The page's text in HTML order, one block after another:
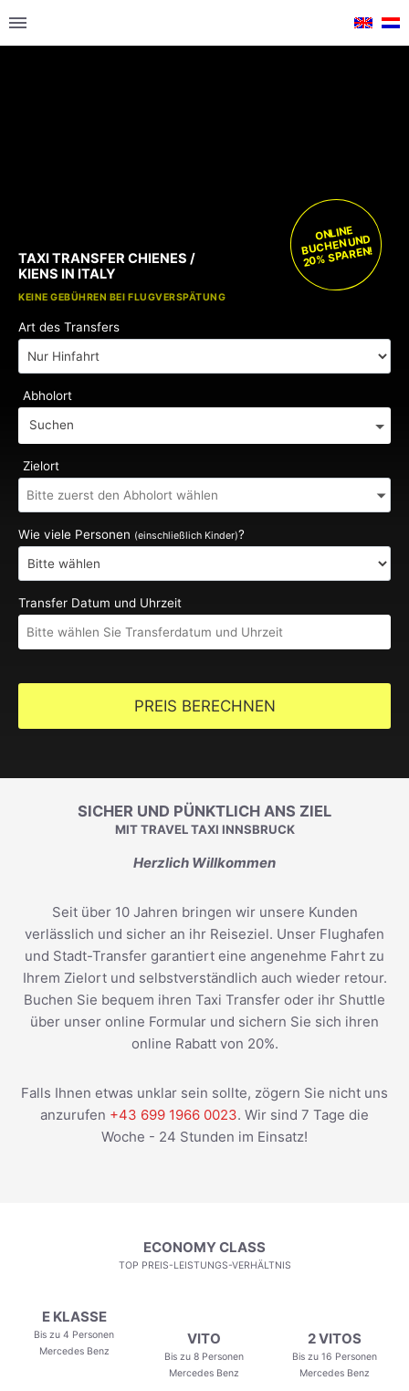
KOSTENLOSE KINDERSITZE
KEINE GEBÜHREN BEI FLUGVERSPÄTUNG
TAXI TRANSFER CHIENES /
KIENS IN ITALY
ONLINE
BUCHEN UND
20% SPAREN!
Art des Transfers
Abholort
Suchen
Zielort
Wie viele Personen (einschließlich Kinder)?
Transfer Datum und Uhrzeit
PREIS BERECHNEN
SICHER UND PÜNKTLICH ANS ZIEL
MIT TRAVEL TAXI INNSBRUCK
Herzlich Willkommen
Seit über 10 Jahren bringen wir unsere Kunden
verlässlich und sicher an ihr Reiseziel. Unser Flughafen
und Stadt-Transfer garantiert eine angenehme Fahrt zu
Ihrem Zielort und selbstverständlich auch wieder retour.
Buchen Sie bequem ihren Taxi Transfer oder ihr Shuttle
über unser online Formular und sichern Sie sich ihren
online Rabatt von 20%.
Falls Ihnen etwas unklar sein sollte, zögern Sie nicht uns
anzurufen +43 699 1966 0023. Wir sind 7 Tage die
Woche - 24 Stunden im Einsatz!
ECONOMY CLASS
TOP PREIS-LEISTUNGS-VERHÄLTNIS
E KLASSE
Bis zu 4 Personen
Mercedes Benz
VITO
Bis zu 8 Personen
Mercedes Benz
2 VITOS
Bis zu 16 Personen
Mercedes Benz